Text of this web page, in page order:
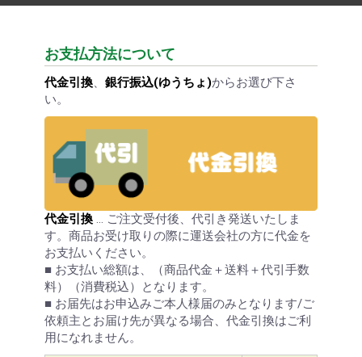
お支払方法について
代金引換、 銀行振込(ゆうちょ)からお選び下さ
い。
代金引換 … ご注文受付後、代引き発送いたしま
す。商品お受け取りの際に運送会社の方に代金を
お支払いください。
■ お支払い総額は、（商品代金＋送料＋代引手数
料）（消費税込）となります。
■ お届先はお申込みご本人様届のみとなります/ご
依頼主とお届け先が異なる場合、代金引換はご利
用になれません。